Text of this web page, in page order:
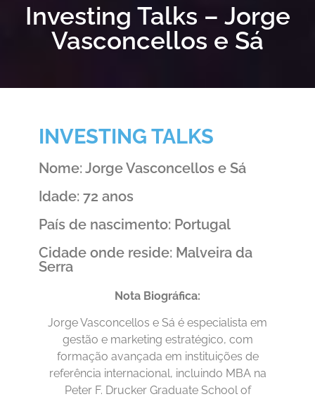
Investing Talks – Jorge
Vasconcellos e Sá
INVESTING TALKS
Nome: Jorge Vasconcellos e Sá
Idade: 72 anos
País de nascimento: Portugal
Cidade onde reside: Malveira da
Serra
Nota Biográfica:
Jorge Vasconcellos e Sá é especialista em
gestão e marketing estratégico, com
formação avançada em instituições de
referência internacional, incluindo MBA na
Peter F. Drucker Graduate School of